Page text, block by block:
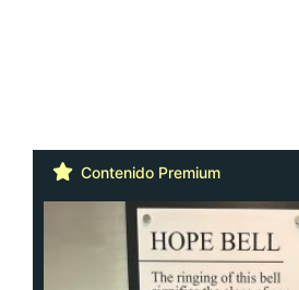
Contenido Premium